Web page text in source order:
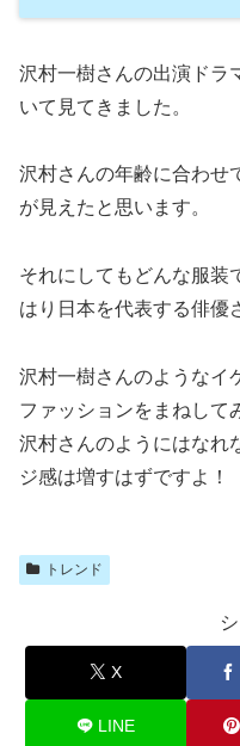
沢村一樹さんの出演ドラ
いて見てきました。
沢村さんの年齢に合わせ
が見えたと思います。
それにしてもどんな服装
はり日本を代表する俳優
沢村一樹さんのようなイ
ファッションをまねして
沢村さんのようにはなれ
ジ感は増すはずですよ！
トレンド
X
LINE